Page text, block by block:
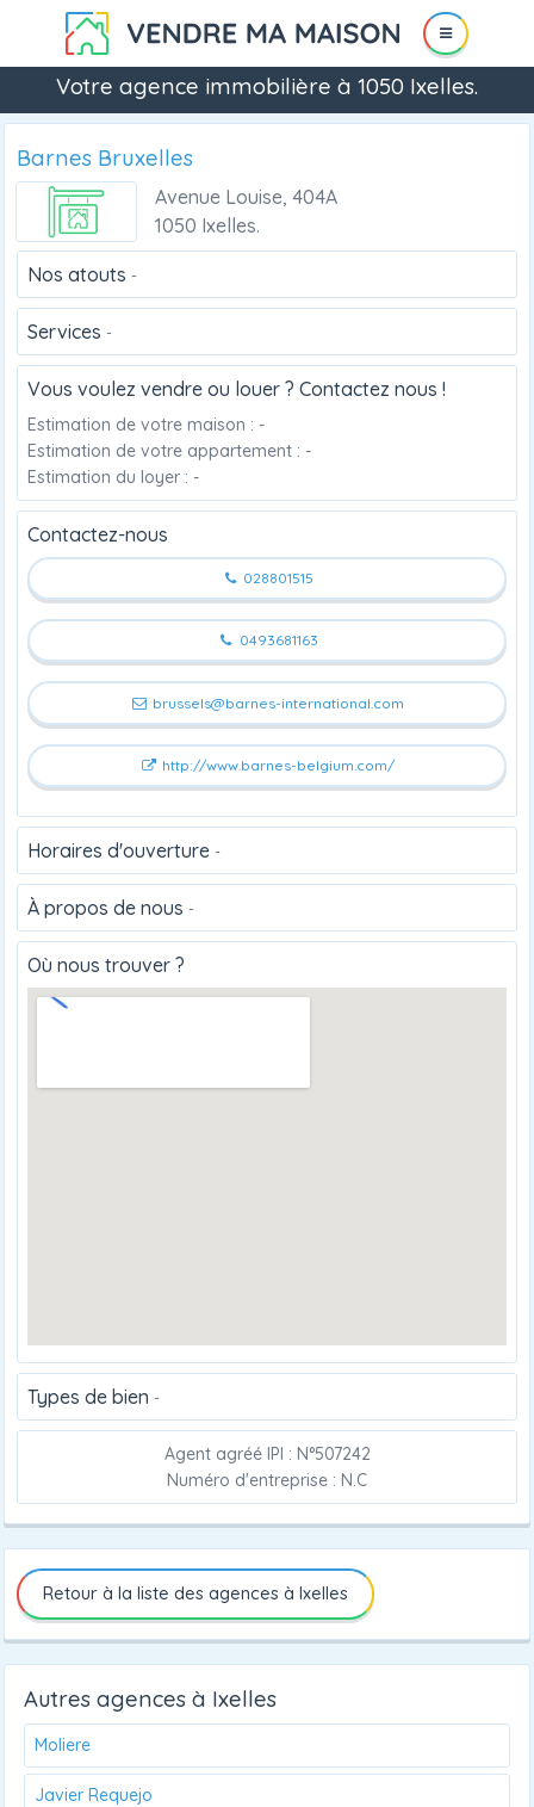
Votre agence immobilière à 1050 Ixelles.
Barnes Bruxelles
Avenue Louise, 404A
1050 Ixelles.
Nos atouts -
Services -
Vous voulez vendre ou louer ? Contactez nous !
Estimation de votre maison : -
Estimation de votre appartement : -
Estimation du loyer : -
Contactez-nous
028801515
0493681163
brussels@barnes-international.com
http://www.barnes-belgium.com/
Horaires d'ouverture -
À propos de nous -
Où nous trouver ?
Types de bien -
Agent agréé IPI : N°507242
Numéro d'entreprise : N.C
Retour à la liste des agences à Ixelles
Autres agences à Ixelles
Moliere
Javier Requejo